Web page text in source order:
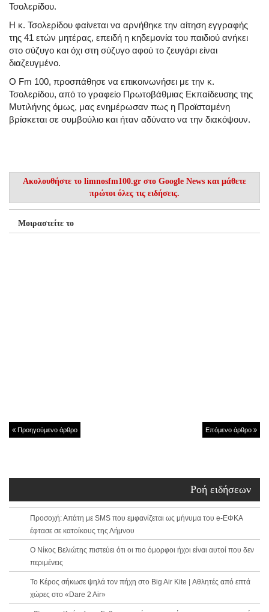
Τσολερίδου.
Η κ. Τσολερίδου φαίνεται να αρνήθηκε την αίτηση εγγραφής
της 41 ετών μητέρας, επειδή η κηδεμονία του παιδιού ανήκει
στο σύζυγο και όχι στη σύζυγο αφού το ζευγάρι είναι
διαζευγμένο.
Ο Fm 100, προσπάθησε να επικοινωνήσει με την κ.
Τσολερίδου, από το γραφείο Πρωτοβάθμιας Εκπαίδευσης της
Μυτιλήνης όμως, μας ενημέρωσαν πως η Προϊσταμένη
βρίσκεται σε συμβούλιο και ήταν αδύνατο να την διακόψουν.
Ακολουθήστε το limnosfm100.gr στο Google News και μάθετε
πρώτοι όλες τις ειδήσεις.
Μοιραστείτε το
Προηγούμενο άρθρο Επόμενο άρθρο
Ροή ειδήσεων
Προσοχή: Απάτη με SMS που εμφανίζεται ως μήνυμα του e-ΕΦΚΑ
έφτασε σε κατοίκους της Λήμνου
Ο Νίκος Βελιώτης πιστεύει ότι οι πιο όμορφοι ήχοι είναι αυτοί που δεν
περιμένεις
Το Κέρος σήκωσε ψηλά τον πήχη στο Big Air Kite | Αθλητές από επτά
χώρες στο «Dare 2 Air»